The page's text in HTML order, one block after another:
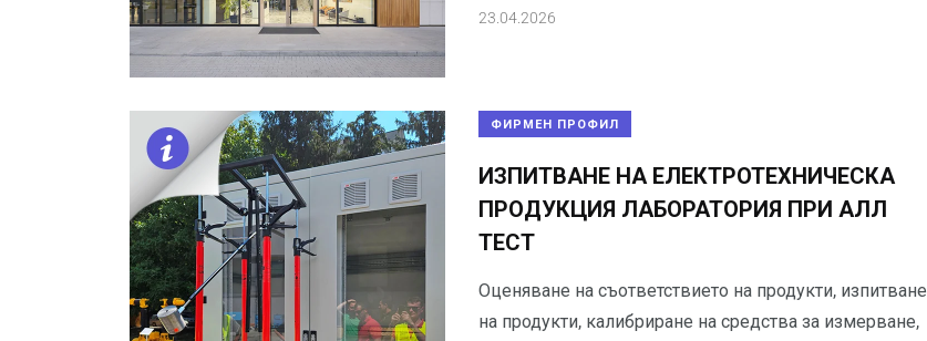
23.04.2026
ФИРМЕН ПРОФИЛ
ИЗПИТВАНЕ НА ЕЛЕКТРОТЕХНИЧЕСКА
ПРОДУКЦИЯ ЛАБОРАТОРИЯ ПРИ АЛЛ
ТЕСТ
Оценяване на съответствието на продукти, изпитване
на продукти, калибриране на средства за измерване,